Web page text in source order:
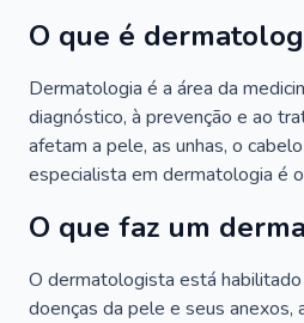
O que é
Dermatologia é a área da
diagnóstico, à prevenção e ao
afetam a pele, as unhas, o
especialista em dermatologia é
O que faz um
O dermatologista está
doenças da pele e seus anexos,